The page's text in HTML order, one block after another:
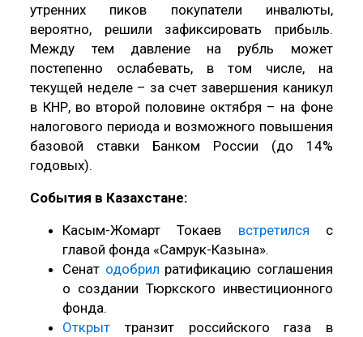
утренних пиков покупатели инвалюты,
вероятно, решили зафиксировать прибыль.
Между тем давление на рубль может
постепенно ослабевать, в том числе, на
текущей неделе – за счет завершения каникул
в КНР, во второй половине октября – на фоне
налогового периода и возможного повышения
базовой ставки Банком России (до 14%
годовых).
События в Казахстане:
Касым-Жомарт Токаев встретился с
главой фонда «Самрук-Казына».
Сенат одобрил ратификацию соглашения
о создании Тюркского инвестиционного
фонда.
Открыт транзит российского газа в